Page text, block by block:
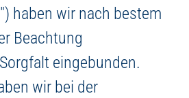
haben wir nach bestem
Beachtung
eingebunden.
wir bei der